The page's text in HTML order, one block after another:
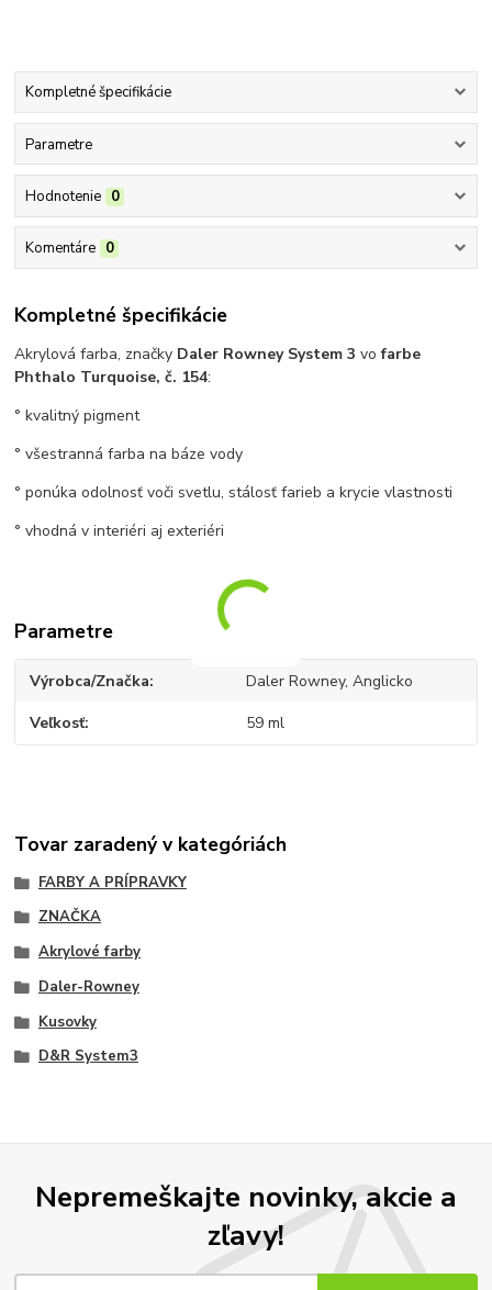
Kompletné špecifikácie
Parametre
Hodnotenie 0
Komentáre 0
Kompletné špecifikácie
Akrylová farba, značky Daler Rowney System 3 vofarbe
Phthalo Turquoise, č. 154:
° kvalitný pigment
° všestranná farba na báze vody
° ponúka odolnosť voči svetlu, stálosť farieb a krycie vlastnosti
° vhodná v interiéri aj exteriéri
Parametre
Výrobca/Značka Daler Rowney, Anglicko
Veľkosť 59 ml
Tovar zaradený v kategóriách
FARBY A PRÍPRAVKY
ZNAČKA
Akrylové farby
Daler-Rowney
Kusovky
D&R System3
Nepremeškajte novinky, akcie a
zľavy!